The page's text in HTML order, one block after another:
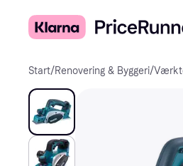
Start/Renovering & Byggeri/